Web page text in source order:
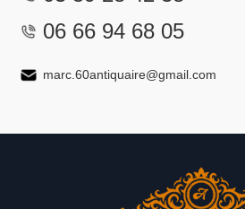
06 66 94 68 05
marc.60antiquaire@gmail.com